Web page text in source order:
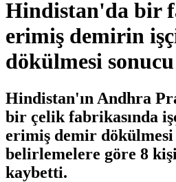
Hindistan'da bir
erimiş demirin
dökülmesi
Hindistan'ın Andhra
bir çelik fabrikasında
erimiş demir
belirlemelere göre 8 kişi
kaybetti.